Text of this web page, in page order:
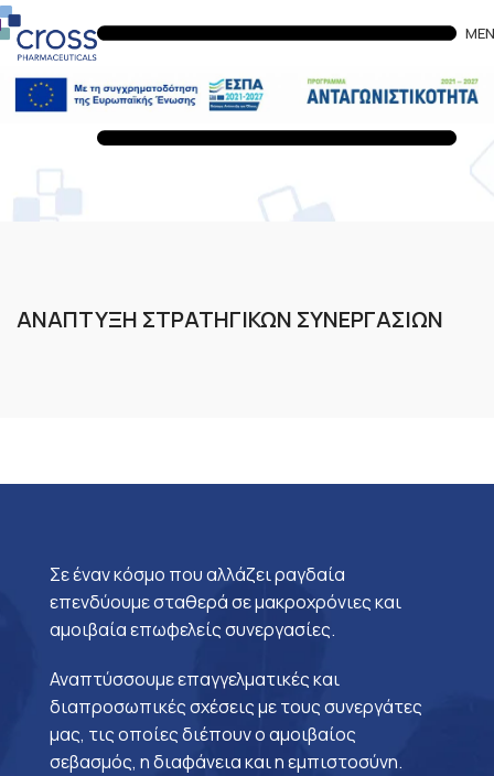
ΑΝΑΠΤΥΞΗ ΣΤΡΑΤΗΓΙΚΩΝ ΣΥΝΕΡΓΑΣΙΩΝ
Σε έναν κόσμο που αλλάζει ραγδαία
επενδύουμε σταθερά σε μακροχρόνιες και
αμοιβαία επωφελείς συνεργασίες.
Αναπτύσσουμε επαγγελματικές και
διαπροσωπικές σχέσεις με τους συνεργάτες
μας, τις οποίες διέπουν ο αμοιβαίος
σεβασμός, η διαφάνεια και η εμπιστοσύνη.